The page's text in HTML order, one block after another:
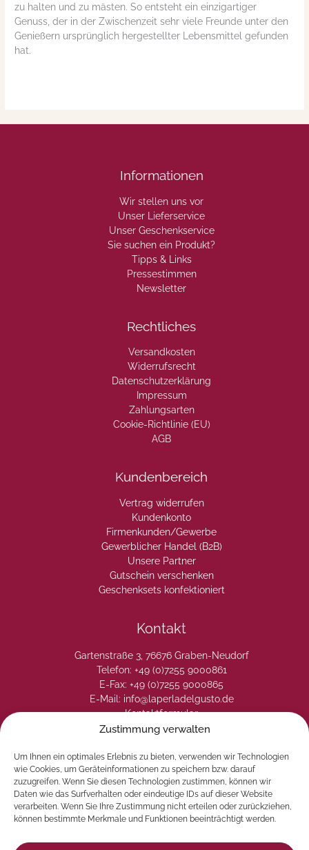
Zustimmung verwalten
Um Ihnen ein optimales Erlebnis zu bieten, verwenden wir Technologien
wie Cookies, um Geräteinformationen zu speichern bzw. darauf
zuzugreifen. Wenn Sie diesen Technologien zustimmen, können wir
Daten wie das Surfverhalten oder eindeutige IDs auf dieser Website
verarbeiten. Wenn Sie Ihre Zustimmung nicht erteilen oder zurückziehen,
können bestimmte Merkmale und Funktionen beeinträchtigt werden.
zu halten und zu mästen. So entsteht ein einzigartiger
Genuss, der in der Zwischenzeit sehr viele Freunde unter den
Genießern ursprünglich hergestellter Lebensmittel gefunden
hat.
Informationen
Wir stellen uns vor
Unser Lieferservice
Unser Geschenkservice
Sie suchen ein Produkt?
Tipps & Links
Pressestimmen
Newsletter
Rechtliches
Versandkosten
Widerrufsrecht
Datenschutzerklärung
Impressum
Zahlungsarten
Cookie-Richtlinie (EU)
AGB
Kundenbereich
Vertrag widerrufen
Kundenkonto
Firmenkunden/Gewerbe
Gewerblicher Handel (B2B)
Unsere Partner
Gutschein verschenken
Geschenksets konfektioniert
Kontakt
Gartenstraße 3, 76676 Graben-Neudorf
Telefon: +49 (0)7255 9000861
E-Fax: +49 (0)7255 9000865
E-Mail: info@laperladelgusto.de
Kontaktformular